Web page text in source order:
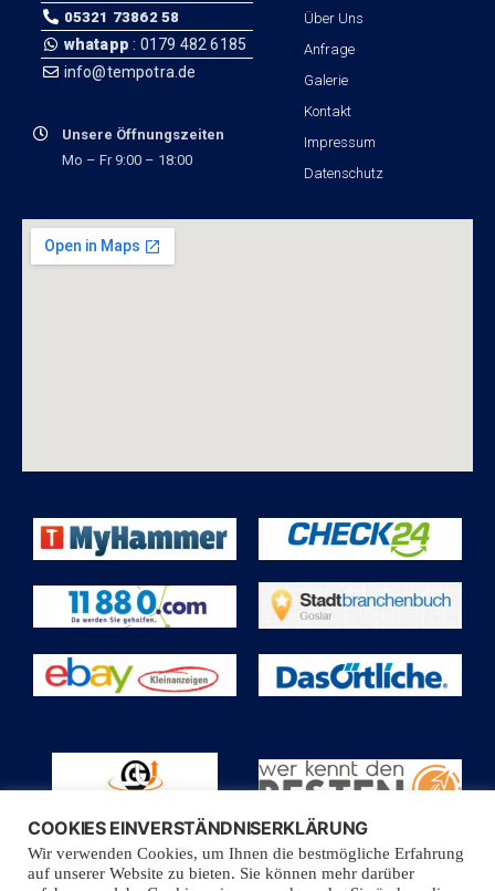
05321 73862 58
whatapp: 0179 482 6185
info@tempotra.de
Unsere Öffnungszeiten
Mo – Fr 9:00 – 18:00
Über Uns
Anfrage
Galerie
Kontakt
Impressum
Datenschutz
COOKIES EINVERSTÄNDNISERKLÄRUNG
Wir verwenden Cookies, um Ihnen die bestmögliche Erfahrung
auf unserer Website zu bieten. Sie können mehr darüber